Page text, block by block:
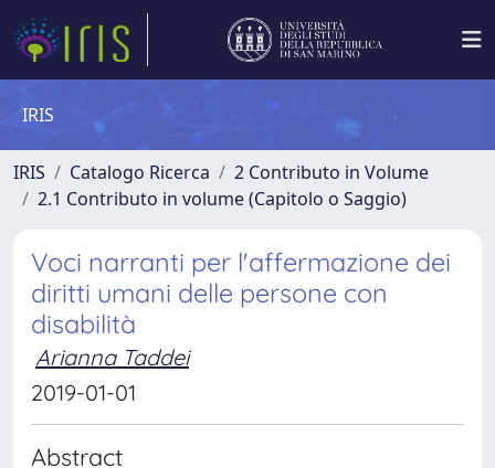
IRIS
IRIS Catalogo Ricerca
2 Contributo in Volume
2.1 Contributo in volume (Capitolo o Saggio)
Voci narranti per l'affermazione dei
diritti umani delle persone con
disabilità
Arianna Taddei
2019-01-01
Abstract